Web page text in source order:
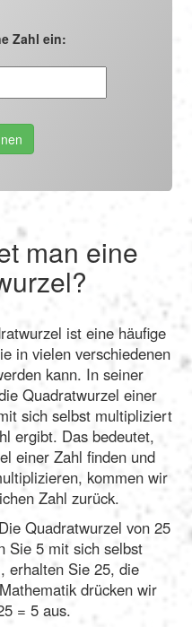
Zahl ein:
man eine
ist eine häufige
in vielen verschiedenen
kann. In seiner
Quadratwurzel einer
sich selbst multipliziert
ergibt. Das bedeutet,
einer Zahl finden und
kommen wir
Zahl zurück.
Quadratwurzel von 25
Sie 5 mit sich selbst
erhalten Sie 25, die
drücken wir
= 5 aus.